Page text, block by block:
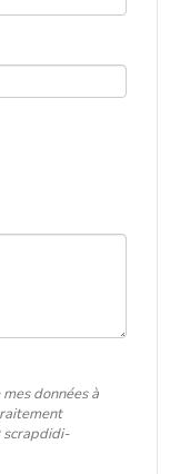
données à
scrapdidi-